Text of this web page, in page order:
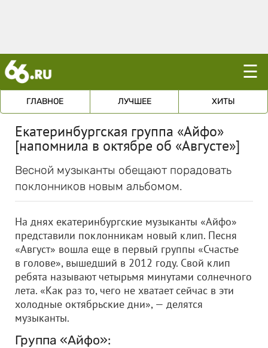
☰
ГЛАВНОЕ ЛУЧШЕЕ ХИТЫ
Екатеринбургская группа «Айфо»
[напомнила в октябре об «Августе»]
Весной музыканты обещают порадовать
поклонников новым альбомом.
На днях екатеринбургские музыканты «Айфо»
представили поклонникам новый клип. Песня
«Август» вошла еще в первый группы «Счастье
в голове», вышедший в 2012 году. Свой клип
ребята называют четырьмя минутами солнечного
лета. «Как раз то, чего не хватает сейчас в эти
холодные октябрьские дни», — делятся
музыканты.
Группа «Айфо»: